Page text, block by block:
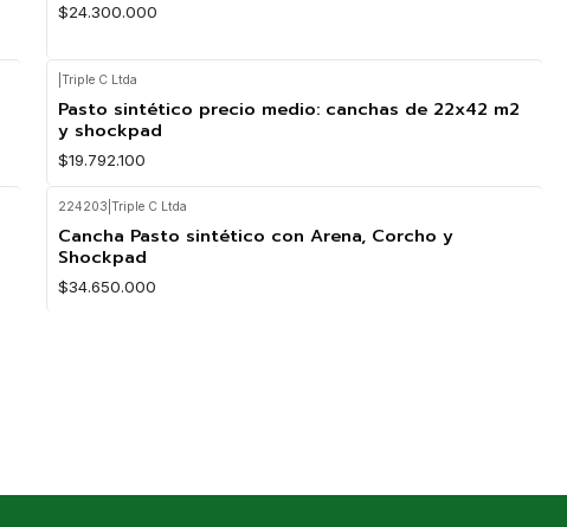
$24.300.000
|Triple C Ltda
Pasto sintético precio medio: canchas de 22x42 m2
y shockpad
$19.792.100
224203 |Triple C Ltda
Cancha Pasto sintético con Arena, Corcho y
Shockpad
$34.650.000